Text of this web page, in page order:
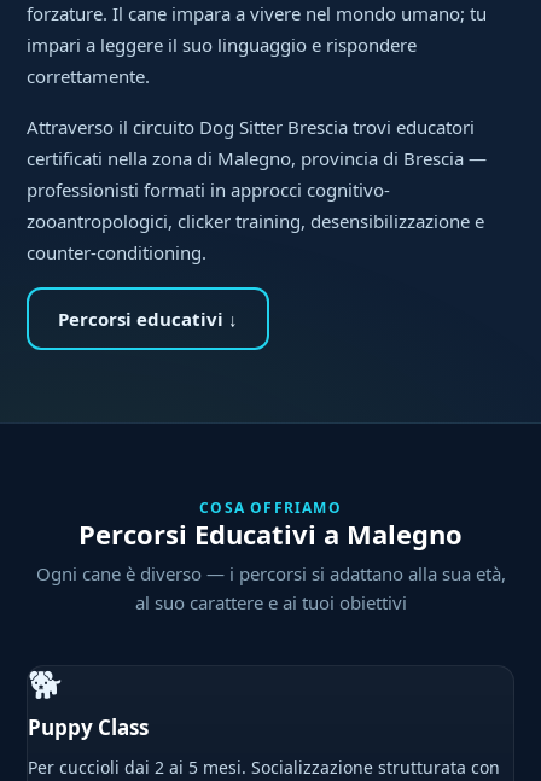
forzature. Il cane impara a vivere nel mondo umano; tu
impari a leggere il suo linguaggio e rispondere
correttamente.
Attraverso il circuito Dog Sitter Brescia trovi educatori
certificati nella zona di Malegno, provincia di Brescia —
professionisti formati in approcci cognitivo-
zooantropologici, clicker training, desensibilizzazione e
counter-conditioning.
Percorsi educativi ↓
COSA OFFRIAMO
Percorsi Educativi a Malegno
Ogni cane è diverso — i percorsi si adattano alla sua età,
al suo carattere e ai tuoi obiettivi
🐕
Puppy Class
Per cuccioli dai 2 ai 5 mesi. Socializzazione strutturata con